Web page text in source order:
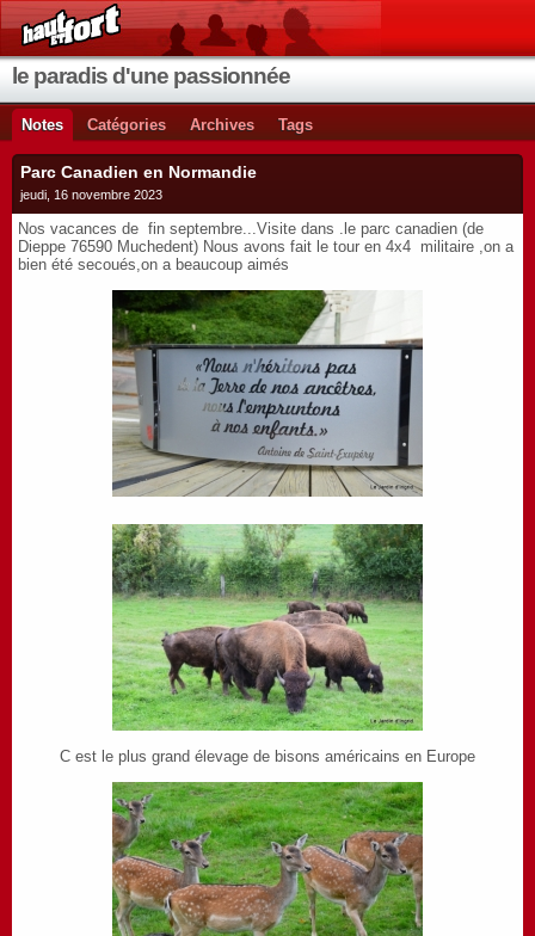
le paradis d'une passionnée
Notes Catégories Archives Tags
Parc Canadien en Normandie
jeudi, 16 novembre 2023
Nos vacances de fin septembre...Visite dans .le parc canadien (de
Dieppe 76590 Muchedent) Nous avons fait le tour en 4x4 militaire ,on a
bien été secoués,on a beaucoup aimés
C est le plus grand élevage de bisons américains en Europe